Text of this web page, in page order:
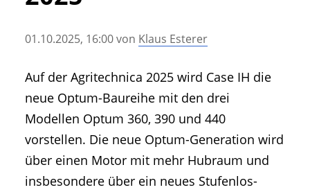
• Messen und Veranstaltungen
• Agritechnica Neuheiten Archiv
• Artikel nach Hersteller/Marke
01.10.2025, 16:00von Klaus Esterer
Auf der Agritechnica 2025 wird Case IH die
neue Optum-Baureihe mit den drei
Modellen Optum 360, 390 und 440
vorstellen. Die neue Optum-Generation wird
über einen Motor mit mehr Hubraum und
insbesondere über ein neues Stufenlos-